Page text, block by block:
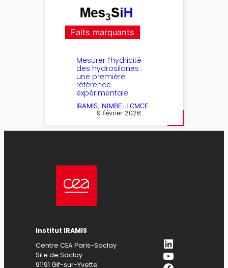
Faits marquants
Mesurer l’hydricité
des hydrosilanes :
une première
référence
expérimentale
IRAMIS, NIMBE, LCMCE
9 février 2026
Institut IRAMIS
Centre CEA Paris-Saclay
Site de Saclay
91191 Gif-sur-Yvette
LinkedIn
YouTube